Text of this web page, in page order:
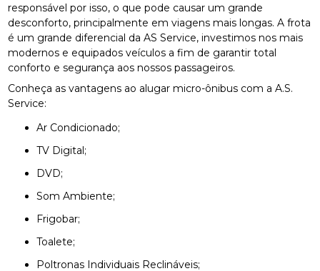
responsável por isso, o que pode causar um grande
desconforto, principalmente em viagens mais longas. A frota
é um grande diferencial da AS Service, investimos nos mais
modernos e equipados veículos a fim de garantir total
conforto e segurança aos nossos passageiros.
Conheça as vantagens ao alugar micro-ônibus com a A.S.
Service:
Ar Condicionado;
TV Digital;
DVD;
Som Ambiente;
Frigobar;
Toalete;
Poltronas Individuais Reclináveis;